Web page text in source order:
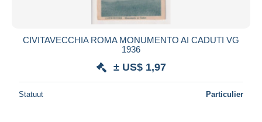
CIVITAVECCHIA ROMA MONUMENTO AI CADUTI VG
1936
± US$ 1,97
Statuut Particulier